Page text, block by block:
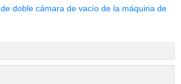
doble cámara de vacío de la máquina de